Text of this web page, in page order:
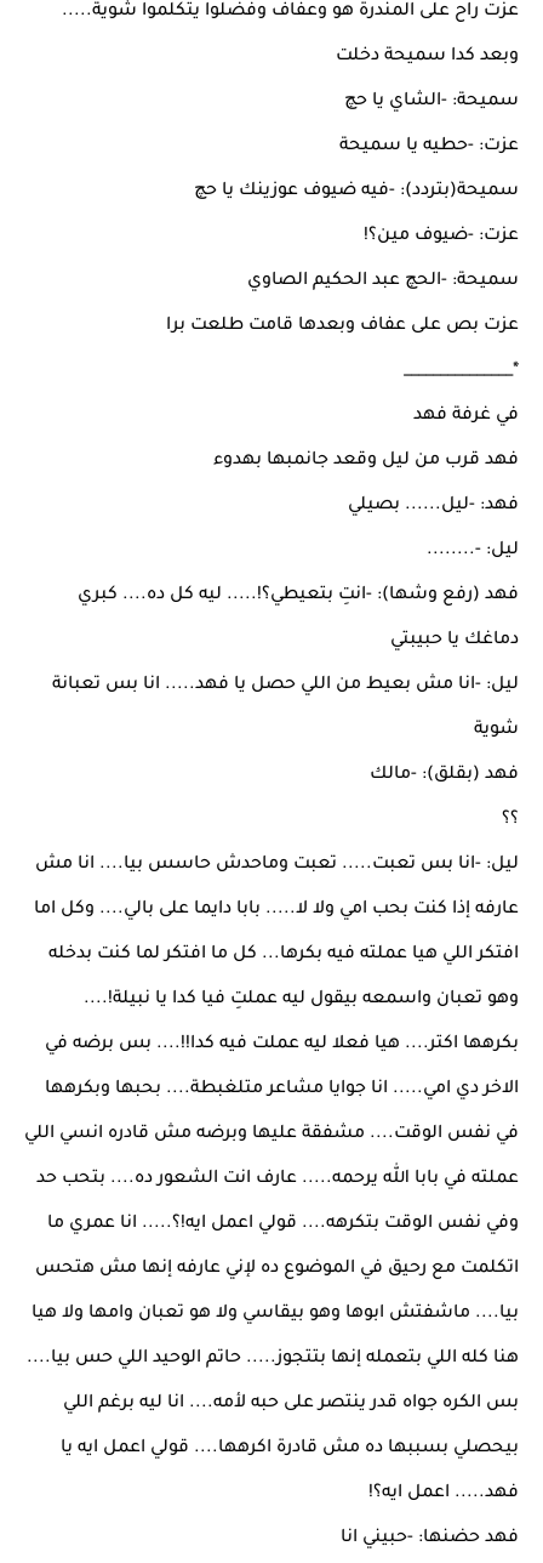
عزت راح على المندرة هو وعفاف وفضلوا يتكلموا شوية.....
وبعد كدا سميحة دخلت
سميحة: -الشاي يا حچ
عزت: -حطيه يا سميحة
سميحة(بتردد): -فيه ضيوف عوزينك يا حچ
عزت: -ضيوف مين؟!
سميحة: -الحچ عبد الحكيم الصاوي
عزت بص على عفاف وبعدها قامت طلعت برا
*_______________
في غرفة فهد
فهد قرب من ليل وقعد جانمبها بهدوء
فهد: -ليل...... بصيلي
ليل: -........
فهد (رفع وشها): -انتِ بتعيطي؟!..... ليه كل ده.... كبري
دماغك يا حبيبتي
ليل: -انا مش بعيط من اللي حصل يا فهد..... انا بس تعبانة
شوية
فهد (بقلق): -مالك
؟؟
ليل: -انا بس تعبت..... تعبت وماحدش حاسس بيا.... انا مش
عارفه إذا كنت بحب امي ولا لا..... بابا دايما على بالي.... وكل اما
افتكر اللي هيا عملته فيه بكرها... كل ما افتكر لما كنت بدخله
وهو تعبان واسمعه بيقول ليه عملتِ فيا كدا يا نبيلة!....
بكرهها اكتر.... هيا فعلا ليه عملت فيه كدا!!.... بس برضه في
الاخر دي امي..... انا جوايا مشاعر متلغبطة.... بحبها وبكرهها
في نفس الوقت.... مشفقة عليها وبرضه مش قادره انسي اللي
عملته في بابا الله يرحمه..... عارف انت الشعور ده.... بتحب حد
وفي نفس الوقت بتكرهه.... قولي اعمل ايه!؟..... انا عمري ما
اتكلمت مع رحيق في الموضوع ده لإني عارفه إنها مش هتحس
بيا.... ماشفتش ابوها وهو بيقاسي ولا هو تعبان وامها ولا هيا
هنا كله اللي بتعمله إنها بتتجوز..... حاتم الوحيد اللي حس بيا....
بس الكره جواه قدر ينتصر على حبه لأمه.... انا ليه برغم اللي
بيحصلي بسببها ده مش قادرة اكرهها.... قولي اعمل ايه يا
فهد..... اعمل ايه؟!
فهد حضنها: -حبيني انا